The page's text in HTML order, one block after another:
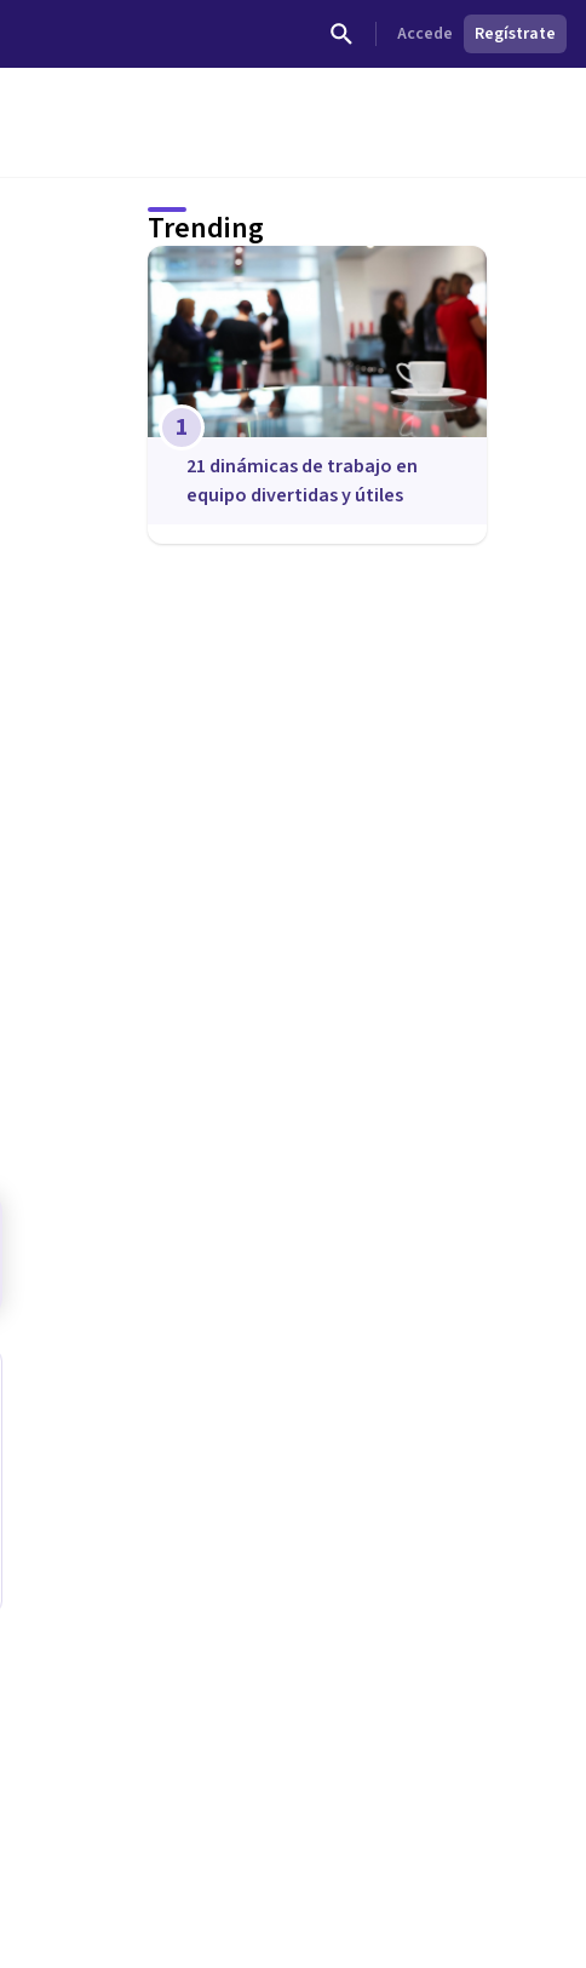
Accede Regístrate
Trending
1
21 dinámicas de trabajo en
equipo divertidas y útiles